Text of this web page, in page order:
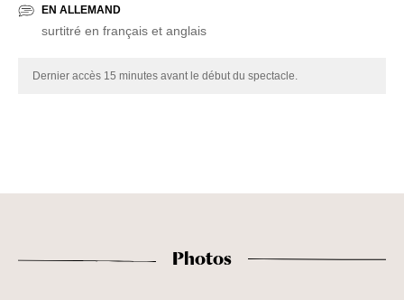
EN ALLEMAND
surtitré en français et anglais
Dernier accès 15 minutes avant le début du spectacle.
Photos